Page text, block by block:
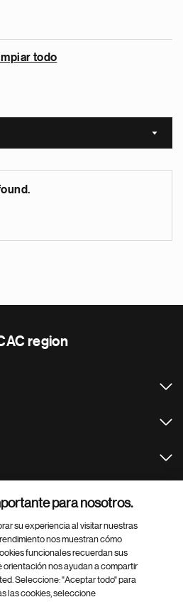
todo
Sort
region
para nosotros.
su experiencia al visitar nuestras
nos muestran cómo
funcionales recuerdan sus
orientación nos ayudan a compartir
Seleccione: "Aceptar todo" para
las cookies, seleccione